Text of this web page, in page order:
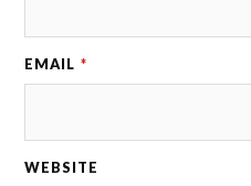
EMAIL *
WEBSITE